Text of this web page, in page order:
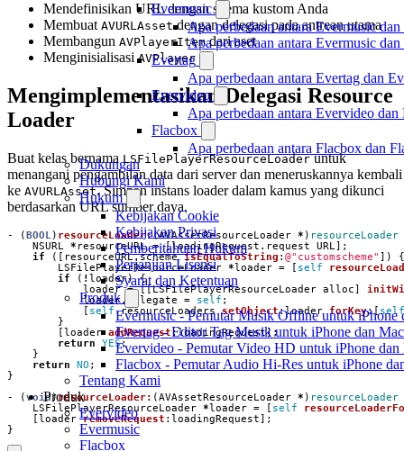
Evermusic
Apa perbedaan antara Evermusic
Apa perbedaan antara Evermusic
Evertag
Apa perbedaan antara Evertag dan
Evervideo
Apa perbedaan antara Evervideo
Flacbox
Apa perbedaan antara Flacbox dan
Dukungan
Hubungi Kami
Hukum
Kebijakan Cookie
Kebijakan Privasi
Pemberitahuan Hukum
Perjanjian Lisensi
Syarat dan Ketentuan
Produk
Evermusic - Pemutar Musik Offline untuk iPhone
Evertag - Editor Tag Musik untuk iPhone dan Mac
Evervideo - Pemutar Video HD untuk iPhone dan
Flacbox - Pemutar Audio Hi-Res untuk iPhone
Tentang Kami
Produk
Evervideo
Evermusic
Flacbox
Mendefinisikan URL dengan skema kustom Anda
Membuat AVURLAssetdengan delegasi pada antrean utama
Membangun AVPlayerItemdari aset
MenginisialisasiAVPlayer
Mengimplementasikan Delegasi Resource
Loader
Buat kelas bernama LSFilePlayerResourceLoaderuntuk
menangani pengambilan data dari server dan meneruskannya kembali
ke AVURLAsset. Simpan instans loader dalam kamus yang dikunci
berdasarkan URL sumber daya.
- ( BOOL ) resourceLoader:(AVAssetResourceLoader * ) resourceLoader
NSURL
* resourceURL = [loadingRequest . request URL
];
if
([ resourceURL.scheme isEqualToString : @"customscheme" ])
{
LSFilePlayerResourceLoader * loader = self
if
( ! loader) {
loader = [[LSFilePlayerResourceLoader alloc
loader. delegate = self ;
self.resourceLoaders setObject:loader forKey:[ self
}
loader addRequest :loadingRequest];
return
YES;
}
return
NO ;
}
-
( void)resourceLoader: ( AVAssetResourceLoader * ) resourceLoader
LSFilePlayerResourceLoader * loader = self
loader removeRequest : loadingRequest ];
}